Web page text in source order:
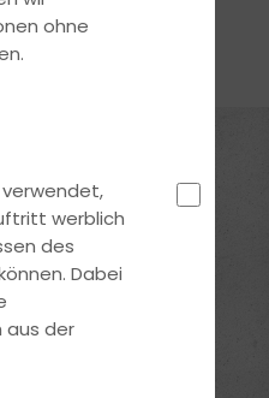
ohne
werblich
des
Dabei
aus der